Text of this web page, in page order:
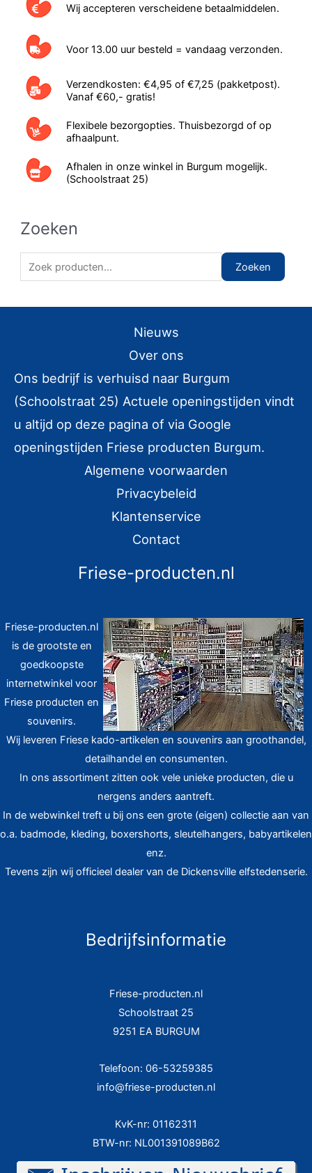
Wij accepteren verscheidene betaalmiddelen.
Voor 13.00 uur besteld = vandaag verzonden.
Verzendkosten: €4,95 of €7,25 (pakketpost).
Vanaf €60,- gratis!
Flexibele bezorgopties. Thuisbezorgd of op
afhaalpunt.
Afhalen in onze winkel in Burgum mogelijk.
(Schoolstraat 25)
Zoeken
o
n
a
a
r
Zoeken
Nieuws
Over ons
Ons bedrijf is verhuisd naar Burgum
(Schoolstraat 25) Actuele openingstijden vindt
u altijd op deze pagina of via Google
openingstijden Friese producten Burgum.
Algemene voorwaarden
Privacybeleid
Klantenservice
Contact
Friese-producten.nl
Friese-producten.nl
is de grootste en
goedkoopste
internetwinkel voor
Friese producten en
souvenirs.
Wij leveren Friese kado-artikelen en souvenirs aan groothandel,
detailhandel en consumenten.
In ons assortiment zitten ook vele unieke producten, die u
nergens anders aantreft.
In de webwinkel treft u bij ons een grote (eigen) collectie aan van
o.a. badmode, kleding, boxershorts, sleutelhangers, babyartikelen
enz.
Tevens zijn wij officieel dealer van de Dickensville elfstedenserie.
Bedrijfsinformatie
Friese-producten.nl
Schoolstraat 25
9251 EA BURGUM
Telefoon: 06-53259385
info@friese-producten.nl
KvK-nr: 01162311
BTW-nr: NL001391089B62